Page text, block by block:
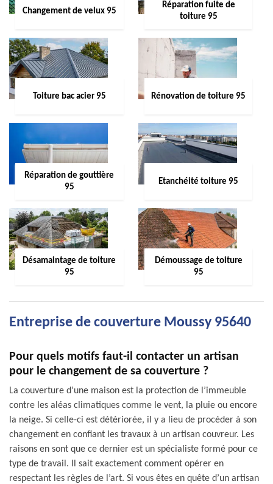
Changement de velux 95
Réparation fuite de
toiture 95
Toiture bac acier 95 Rénovation de toiture 95
Réparation de gouttière
95
Etanchéité toiture 95
Désamaintage de toiture
95
Démoussage de toiture
95
Entreprise de couverture Moussy 95640
Pour quels motifs faut-il contacter un artisan
pour le changement de sa couverture ?
La couverture d’une maison est la protection de l’immeuble
contre les aléas climatiques comme le vent, la pluie ou encore
la neige. Si celle-ci est détériorée, il y a lieu de procéder à son
changement en confiant les travaux à un artisan couvreur. Les
raisons en sont que ce dernier est un spécialiste formé pour ce
type de travail. Il sait exactement comment opérer en
respectant les règles de l’art. Si vous êtes en quête d’un artisan